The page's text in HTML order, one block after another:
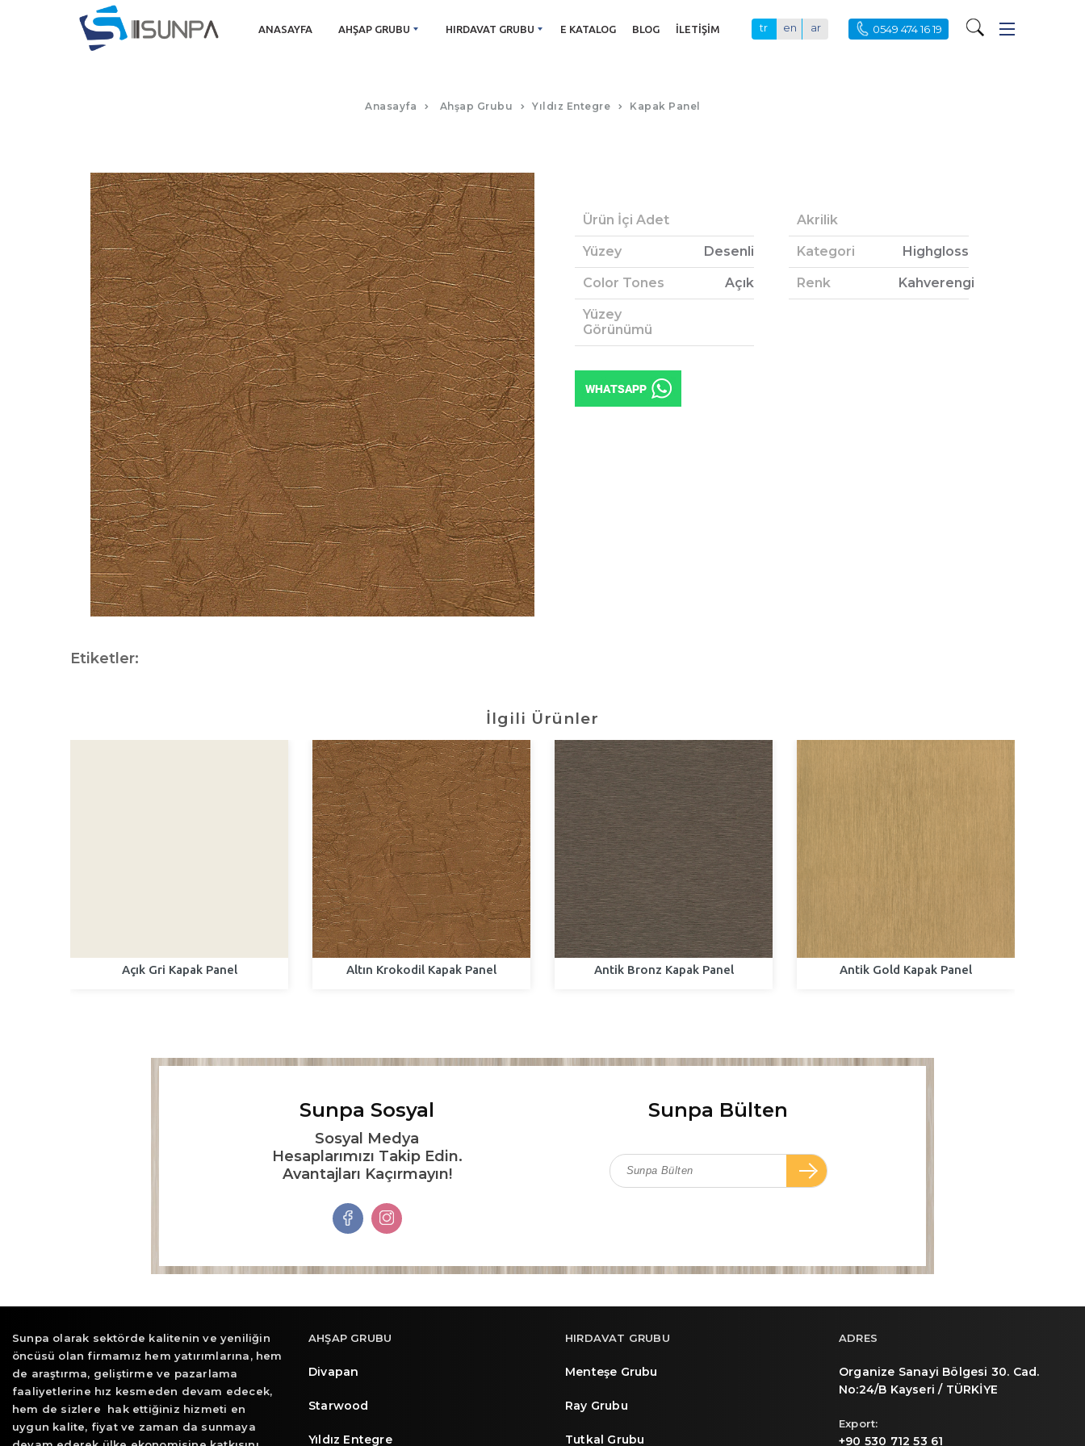
ANASAYFA AHŞAP GRUBU HIRDAVAT GRUBU E KATALOG BLOG İLETIŞIM tr en ar 0549 474 16 19
Anasayfa Ahşap Grubu Yıldız Entegre Kapak Panel
Ürün İçi Adet Akrilik
Yüzey Desenli Kategori Highgloss
Color Tones Açık Renk Kahverengi
Yüzey
Görünümü
Etiketler:
İlgili Ürünler
Açık Gri Kapak Panel Altın Krokodil Kapak Panel Antik Bronz Kapak Panel Antik Gold Kapak Panel
Sunpa Sosyal
Sosyal Medya
Hesaplarımızı Takip Edin.
Avantajları Kaçırmayın!
Sunpa Bülten
Sunpa olarak sektörde kalitenin ve yeniliğin
öncüsü olan firmamız hem yatırımlarına, hem
de araştırma, geliştirme ve pazarlama
faaliyetlerine hız kesmeden devam edecek,
hem de sizlere hak ettiğiniz hizmeti en
uygun kalite, fiyat ve zaman da sunmaya
AHŞAP GRUBU
Divapan
Starwood
Yıldız Entegre
HIRDAVAT GRUBU
Menteşe Grubu
Ray Grubu
Tutkal Grubu
ADRES
Organize Sanayi Bölgesi 30. Cad.
No:24/B Kayseri / TÜRKİYE
Export:
+90 530 712 53 61